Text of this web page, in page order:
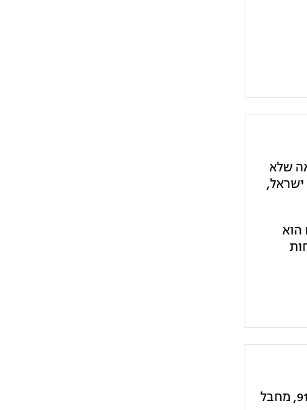
שלא
ישראל,
מהם הוא
מדובר צה"ל נמסר: "כלי טיס של חיל האוויר תקף וחיסל מוקדם יותר היום (ו') בהכוונה של אוגדה 91, מחבל